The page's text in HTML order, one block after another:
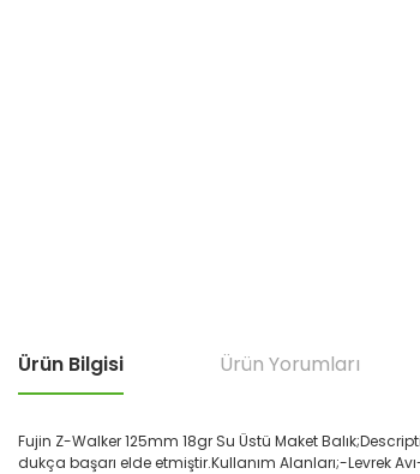
Ürün Bilgisi Ürün Yorumları
Fujin Z-Walker 125mm 18gr Su Üstü Maket
dukça başarı elde etmiştir.Kullanım Alanları;-Levrek